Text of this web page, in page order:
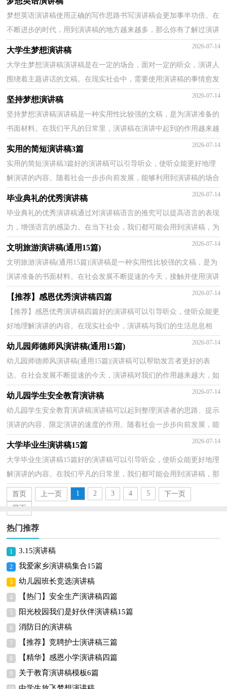
梦想英语演讲稿使用正确的写作思路书写演讲稿会更加事半功倍。在
不断进步的时代，用到演讲稿的地方越来越多，那么你有了解过演讲
稿吗？以下是小编收集整理的梦想英语演讲稿，欢迎大...
大学生梦想演讲稿 2026-07-14
大学生梦想演讲稿演讲稿是在一定的场合，面对一定的听众，演讲人
围绕着主题讲话的文稿。在现实社会中，需要使用演讲稿的事情愈发
增多，那么你有了解过演讲稿吗？以下是小编帮大家整理...
坚持梦想演讲稿 2026-07-14
坚持梦想演讲稿演讲稿是一种实用性比较强的文稿，是为演讲准备的
书面材料。在我们平凡的日常里，演讲稿在演讲中起到的作用越来越
大，相信很多朋友都对写演讲稿感到非常苦恼吧，下面...
实用的简短演讲稿3篇 2026-07-14
实用的简短演讲稿3篇好的演讲稿可以引导听众，使听众能更好地理
解演讲的内容。随着社会一步步向前发展，能够利用到演讲稿的场合
越来越多，你所见过的演讲稿是什么样的呢？下面是小...
毕业典礼的优秀演讲稿 2026-07-14
毕业典礼的优秀演讲稿通过对演讲稿语言的推究可以提高语言的表现
力，增强语言的感染力。在当下社会，我们都可能会用到演讲稿，为
了让您在写演讲稿时更加简单方便，下面是小编为大家...
文明旅游演讲稿(通用15篇) 2026-07-14
文明旅游演讲稿(通用15篇)演讲稿是一种实用性比较强的文稿，是为
演讲准备的书面材料。在社会发展不断提速的今天，接触并使用演讲
稿的人越来越多，你写演讲稿时总是没有新意？以下是...
【推荐】感恩优秀演讲稿四篇 2026-07-14
【推荐】感恩优秀演讲稿四篇好的演讲稿可以引导听众，使听众能更
好地理解演讲的内容。在现实社会中，演讲稿与我们的生活息息相
关，相信很多朋友都对写演讲稿感到非常苦恼吧，以下是...
幼儿园师德师风演讲稿(通用15篇) 2026-07-14
幼儿园师德师风演讲稿(通用15篇)演讲稿可以帮助发言者更好的表
达。在社会发展不断提速的今天，演讲稿对我们的作用越来越大，如
何写一份恰当的演讲稿呢？以下是小编帮大家整理的幼...
幼儿园学生安全教育演讲稿 2026-07-14
幼儿园学生安全教育演讲稿演讲稿可以起到整理演讲者的思路、提示
演讲的内容、限定演讲的速度的作用。随着社会一步步向前发展，能
够利用到演讲稿的场合越来越多，那么问题来了，到...
大学毕业生演讲稿15篇 2026-07-14
大学毕业生演讲稿15篇好的演讲稿可以引导听众，使听众能更好地理
解演讲的内容。在我们平凡的日常里，我们都可能会用到演讲稿，那
要怎么写好演讲稿呢？以下是小编收集整理的大学毕业...
首页 上一页 1 2 3 4 5
下一页
尾页
热门推荐
1 3.15演讲稿
2 我爱家乡演讲稿集合15篇
3 幼儿园班长竞选演讲稿
4 【热门】安全生产演讲稿四篇
5 阳光校园我们是好伙伴演讲稿15篇
6 消防日的演讲稿
7 【推荐】竞聘护士演讲稿三篇
8 【精华】感恩小学演讲稿四篇
9 关于教育演讲稿模板6篇